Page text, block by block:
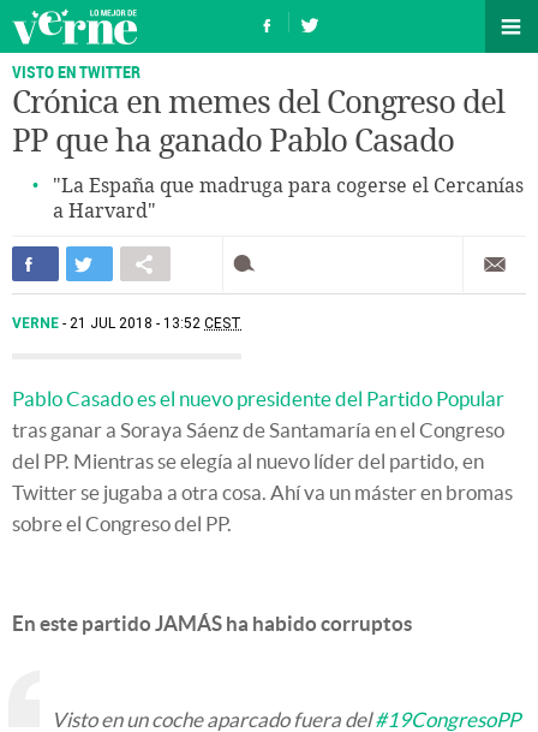
VISTO EN TWITTER
Crónica en memes del Congreso del
PP que ha ganado Pablo Casado
"La España que madruga para cogerse el Cercanías
a Harvard"
VERNE 21 JUL 2018 - 13:52 CEST
Pablo Casado es el nuevo presidente del Partido Popular
tras ganar a Soraya Sáenz de Santamaría en el Congreso
del PP. Mientras se elegía al nuevo líder del partido, en
Twitter se jugaba a otra cosa. Ahí va un máster en bromas
sobre el Congreso del PP.
En este partido JAMÁS ha habido corruptos
Visto en un coche aparcado fuera del#19CongresoPP